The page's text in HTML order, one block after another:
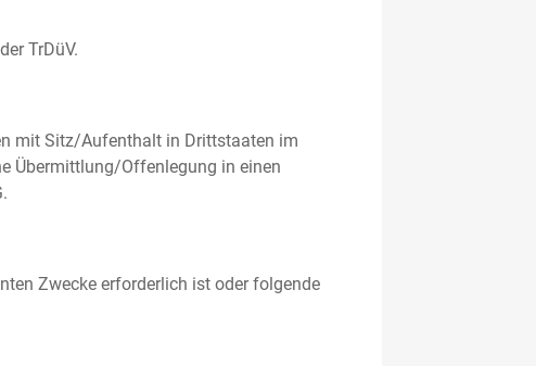
TrDüV.
mit Sitz/Aufenthalt in Drittstaaten im
Übermittlung/Offenlegung in einen
Zwecke erforderlich ist oder folgende